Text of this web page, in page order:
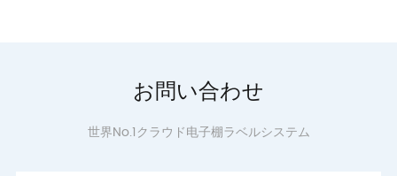
お問い合わせ
世界No.1クラウド电子棚ラベルシステム